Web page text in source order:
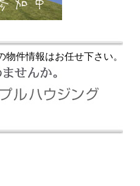
件情報はお任せ下さい。